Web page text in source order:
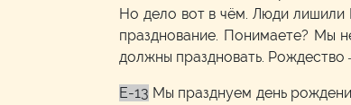
Но дело вот в чём. Люди лишили
празднование. Понимаете? Мы
должны праздновать. Рождество
E-13 Мы празднуем день